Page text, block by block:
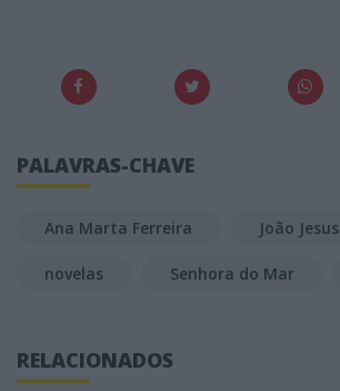
PALAVRAS-CHAVE
Ana Marta Ferreira João Jesus
novelas Senhora do Mar
RELACIONADOS